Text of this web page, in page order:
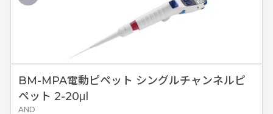
BM-MPA電動ピペット シングルチャンネルピ
ペット 2-20μl
AND